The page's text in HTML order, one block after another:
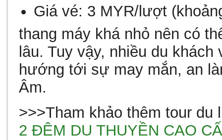
Giá vé: 3 MYR/lượt
thang máy khá nhỏ nên có
lâu. Tuy vậy, nhiều du
hướng tới sự may mắn, an
Âm.
>>>Tham khảo thêm tour du
2 ĐÊM DU THUYỀN CAO